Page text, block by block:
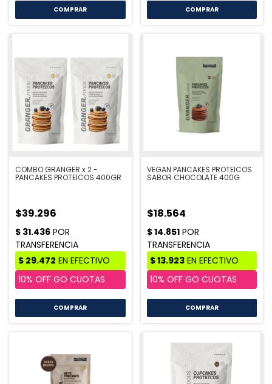
COMPRAR COMPRAR
COMBO GRANGER x 2 -
PANCAKES PROTEICOS 400GR
$39.296
COMPRAR
VEGAN PANCAKES PROTEICOS
SABOR CHOCOLATE 400G
$18.564